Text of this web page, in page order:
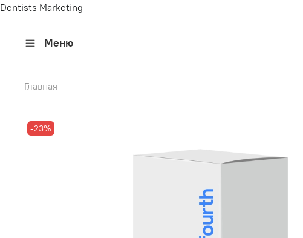
Dentists Marketing
Меню
Главная
-23%